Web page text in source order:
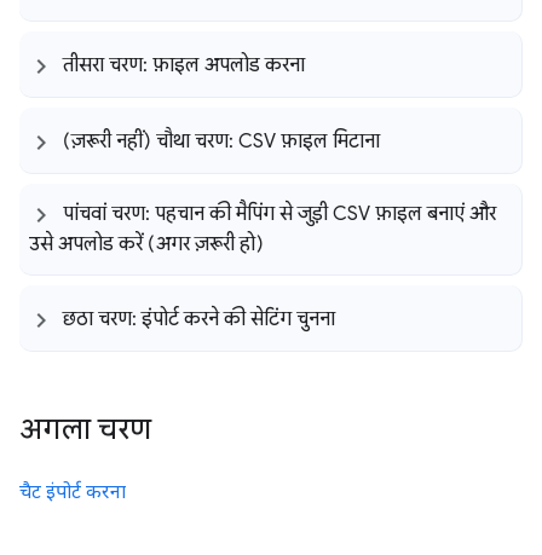
तीसरा चरण: फ़ाइल अपलोड करना
(ज़रूरी नहीं) चौथा चरण: CSV फ़ाइल मिटाना
पांचवां चरण: पहचान की मैपिंग से जुड़ी CSV फ़ाइल बनाएं और
उसे अपलोड करें (अगर ज़रूरी हो)
छठा चरण: इंपोर्ट करने की सेटिंग चुनना
अगला चरण
चैट इंपोर्ट करना